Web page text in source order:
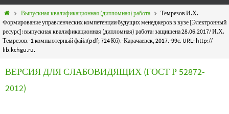
Выпускная квалификационная (дипломная) работа
Темрезов И.Х.
Формирование управленческих компетенции будущих менеджеров в вузе [Электронный
ресурс]: выпускная квалификационная (дипломная) работа: защищена 28.06.2017/ И.Х.
Темрезов.-1 компьютерный файл(pdf; 724 Кб).-Карачаевск, 2017.-99с. URL: http://
lib.kchgu.ru.
ВЕРСИЯ ДЛЯ СЛАБОВИДЯЩИХ (ГОСТ Р 52872-
2012)